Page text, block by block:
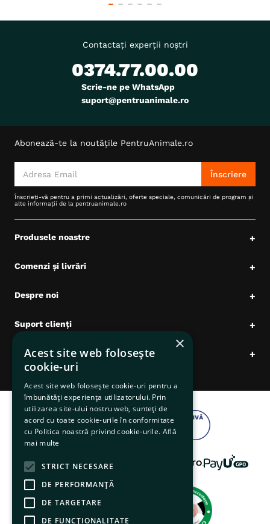
Contactați experții noștri
0374.77.00.00
Scrie-ne pe WhatsApp
suport@pentruanimale.ro
Abonează-te la noutățile PentruAnimale.ro
Înscriere
Înscrieți-vă pentru a primi actualizări, oferte speciale, comunicări de program și
alte informații de la pentruanimale.ro
Produsele noastre +
Comenzi și livrări +
Despre noi +
Suport clienți +
Date comerciale +
×
Acest site web folosește
cookie-uri
Acest site web folosește cookie-uri pentru a
îmbunătăți experiența utilizatorului. Prin
utilizarea site-ului nostru web, sunteți de
acord cu toate cookie-urile în conformitate
cu Politica noastră privind cookie-urile. Află
mai multe
STRICT NECESARE
DE PERFORMANȚĂ
DE TARGETARE
DE FUNCŢIONALITATE